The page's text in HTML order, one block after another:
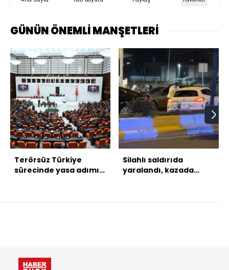
GÜNÜN ÖNEMLİ MANŞETLERİ
Terörsüz Türkiye
sürecinde yasa adımı:
Silahlı saldırıda
yaralandı, kazada